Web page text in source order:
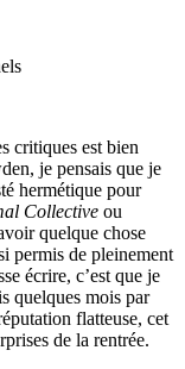
critiques est bien
je pensais que je
hermétique pour
Collective ou
quelque chose
permis de pleinement
écrire, c’est que je
quelques mois par
flatteuse, cet
de la rentrée.